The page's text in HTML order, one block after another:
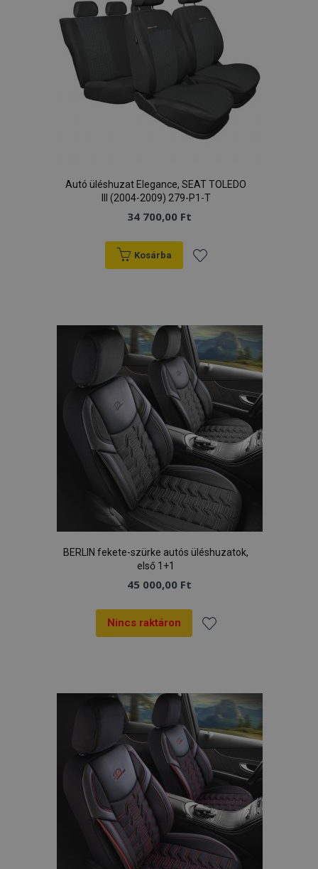
Autó üléshuzat Elegance, SEAT TOLEDO
III (2004-2009) 279-P1-T
34 700,00 Ft
Kosárba
kívánságlistához
BERLIN fekete-szürke autós üléshuzatok,
első 1+1
45 000,00 Ft
Nincs raktáron
kívánságlistához